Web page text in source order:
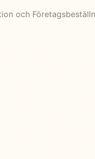
och